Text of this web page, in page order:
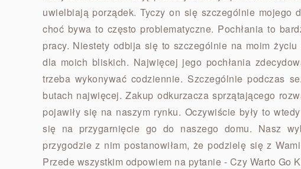
uwielbiają porządek. Tyczy on się szczególnie mojego
choć bywa to często problematyczne. Pochłania to
pracy. Niestety odbija się to szczególnie na moim
dla moich bliskich. Najwięcej jego pochłania
trzeba wykonywać codziennie. Szczególnie podczas
butach najwięcej. Zakup odkurzacza sprzątającego
pojawiły się na naszym rynku. Oczywiście były to
się na przygarnięcie go do naszego domu. Nasz
przygodzie z nim postanowiłam, że podzielę się z
Przede wszystkim odpowiem na pytanie - Czy Warto Go